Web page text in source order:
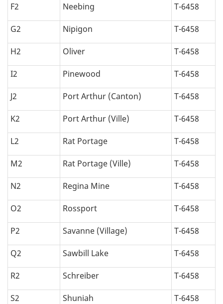
F2 Neebing T-6458
G2 Nipigon T-6458
H2 Oliver T-6458
I2 Pinewood T-6458
J2 Port Arthur (Canton) T-6458
K2 Port Arthur (Ville) T-6458
L2 Rat Portage T-6458
M2 Rat Portage (Ville) T-6458
N2 Regina Mine T-6458
O2 Rossport T-6458
P2 Savanne (Village) T-6458
Q2 Sawbill Lake T-6458
R2 Schreiber T-6458
S2 Shuniah T-6458